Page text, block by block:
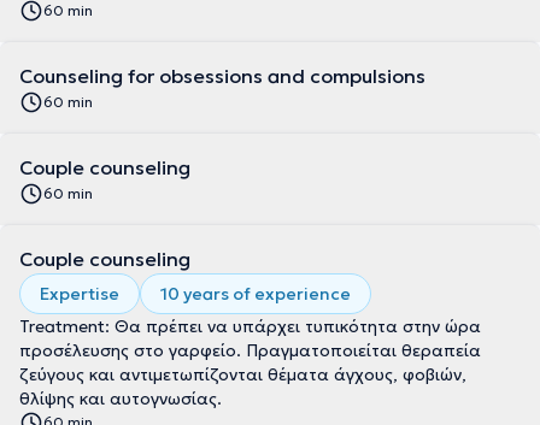
60 min
Counseling for obsessions and compulsions
60 min
Couple counseling
60 min
Couple counseling
Expertise
10 years of experience
Treatment: Θα πρέπει να υπάρχει τυπικότητα στην ώρα
προσέλευσης στο γαρφείο. Πραγματοποιείται θεραπεία
ζεύγους και αντιμετωπίζονται θέματα άγχους, φοβιών,
θλίψης και αυτογνωσίας.